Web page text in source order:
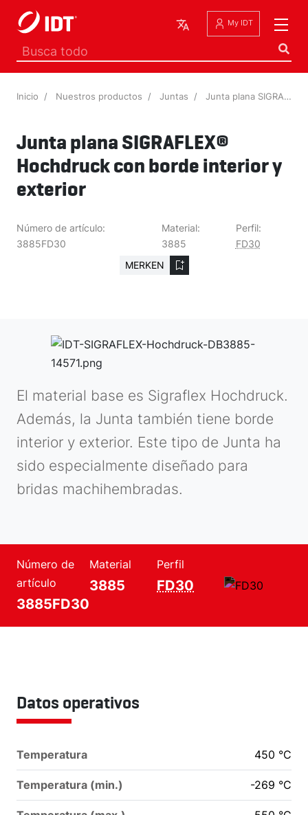
Español My IDT
Inicio Nuestros productos Juntas Junta plana SIGRAFLEX® Hochdruck con borde interior y exterior
Junta plana SIGRAFLEX®
Hochdruck con borde interior y
exterior
Número de artículo:
3885FD30
Material:
3885
Perfil:
FD30
MERKEN
El material base es Sigraflex Hochdruck.
Además, la Junta también tiene borde
interior y exterior. Este tipo de Junta ha
sido especialmente diseñado para
bridas machihembradas.
Número de
artículo
3885FD30
Material
3885
Perfil
FD30
Datos operativos
Temperatura 450 °C
Temperatura (min.) -269 °C